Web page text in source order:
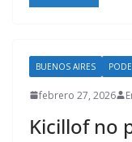
BUENOS AIRES
febrero 27, 2026
Kicillof no